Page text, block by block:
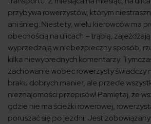
przybywa rowerzystów, którym
ani śnieg. Niestety, wielu kierowców ma
obecnością na ulicach – trąbią,
wyprzedzają w niebezpieczny sposób,
kilka niewybrednych komentarzy.
zachowanie wobec rowerzysty świadczy
braku dobrych manier, ale przede
nieznajomości przepisów! Pamiętaj, że
gdzie nie ma ścieżki rowerowej,
poruszać się po jezdni. Jest